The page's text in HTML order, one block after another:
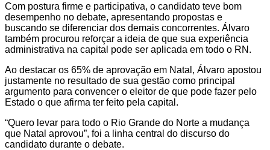
Com postura firme e participativa, o candidato teve bom
desempenho no debate, apresentando propostas e
buscando se diferenciar dos demais concorrentes. Álvaro
também procurou reforçar a ideia de que sua experiência
administrativa na capital pode ser aplicada em todo o RN.
Ao destacar os 65% de aprovação em Natal, Álvaro apostou
justamente no resultado de sua gestão como principal
argumento para convencer o eleitor de que pode fazer pelo
Estado o que afirma ter feito pela capital.
“Quero levar para todo o Rio Grande do Norte a mudança
que Natal aprovou”, foi a linha central do discurso do
candidato durante o debate.